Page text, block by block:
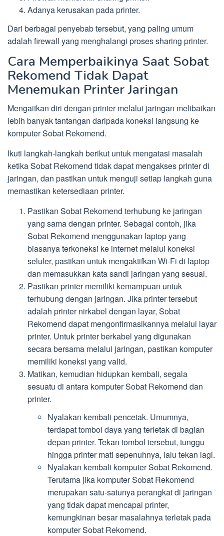
Adanya kerusakan pada printer.
Dari berbagai penyebab tersebut, yang paling umum
adalah firewall yang menghalangi proses sharing printer.
Cara Memperbaikinya Saat Sobat
Rekomend Tidak Dapat
Menemukan Printer Jaringan
Mengaitkan diri dengan printer melalui jaringan melibatkan
lebih banyak tantangan daripada koneksi langsung ke
komputer Sobat Rekomend.
Ikuti langkah-langkah berikut untuk mengatasi masalah
ketika Sobat Rekomend tidak dapat mengakses printer di
jaringan, dan pastikan untuk menguji setiap langkah guna
memastikan ketersediaan printer.
Pastikan Sobat Rekomend terhubung ke jaringan
yang sama dengan printer. Sebagai contoh, jika
Sobat Rekomend menggunakan laptop yang
biasanya terkoneksi ke internet melalui koneksi
seluler, pastikan untuk mengaktifkan Wi-Fi di laptop
dan memasukkan kata sandi jaringan yang sesuai.
Pastikan printer memiliki kemampuan untuk
terhubung dengan jaringan. Jika printer tersebut
adalah printer nirkabel dengan layar, Sobat
Rekomend dapat mengonfirmasikannya melalui layar
printer. Untuk printer berkabel yang digunakan
secara bersama melalui jaringan, pastikan komputer
memiliki koneksi yang valid.
Matikan, kemudian hidupkan kembali, segala
sesuatu di antara komputer Sobat Rekomend dan
printer.
Nyalakan kembali pencetak. Umumnya,
terdapat tombol daya yang terletak di bagian
depan printer. Tekan tombol tersebut, tunggu
hingga printer mati sepenuhnya, lalu tekan lagi.
Nyalakan kembali komputer Sobat Rekomend.
Terutama jika komputer Sobat Rekomend
merupakan satu-satunya perangkat di jaringan
yang tidak dapat mencapai printer,
kemungkinan besar masalahnya terletak pada
komputer Sobat Rekomend.